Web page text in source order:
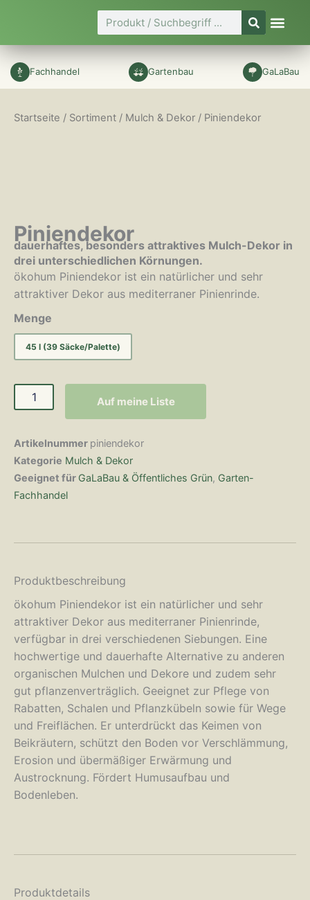
springen
Suche
Fachhandel Gartenbau GaLaBau
Startseite / Sortiment / Mulch & Dekor / Piniendekor
Piniendekor
dauerhaftes, besonders attraktives Mulch-Dekor in
drei unterschiedlichen Körnungen.
ökohum Piniendekor ist ein natürlicher und sehr
attraktiver Dekor aus mediterraner Pinienrinde.
Menge
45 l (39 Säcke/Palette)
Auf meine Liste
Artikelnummer piniendekor
Kategorie Mulch & Dekor
Geeignet für GaLaBau & Öffentliches Grün, Garten-
Fachhandel
Produktbeschreibung
ökohum Piniendekor ist ein natürlicher und sehr
attraktiver Dekor aus mediterraner Pinienrinde,
verfügbar in drei verschiedenen Siebungen. Eine
hochwertige und dauerhafte Alternative zu anderen
organischen Mulchen und Dekore und zudem sehr
gut pflanzenverträglich. Geeignet zur Pflege von
Rabatten, Schalen und Pflanzkübeln sowie für Wege
und Freiflächen. Er unterdrückt das Keimen von
Beikräutern, schützt den Boden vor Verschlämmung,
Erosion und übermäßiger Erwärmung und
Austrocknung. Fördert Humusaufbau und
Bodenleben.
Produktdetails